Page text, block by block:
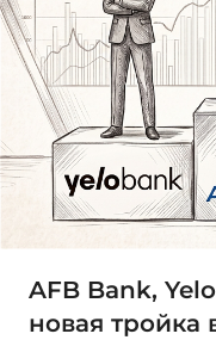
AFB Bank,
новая тройка